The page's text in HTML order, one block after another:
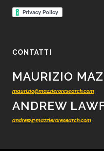
CONTATTI
MAURIZIO
maurizio@mazzieroresearch.com
ANDREW
andrew@mazzieroresearch.com